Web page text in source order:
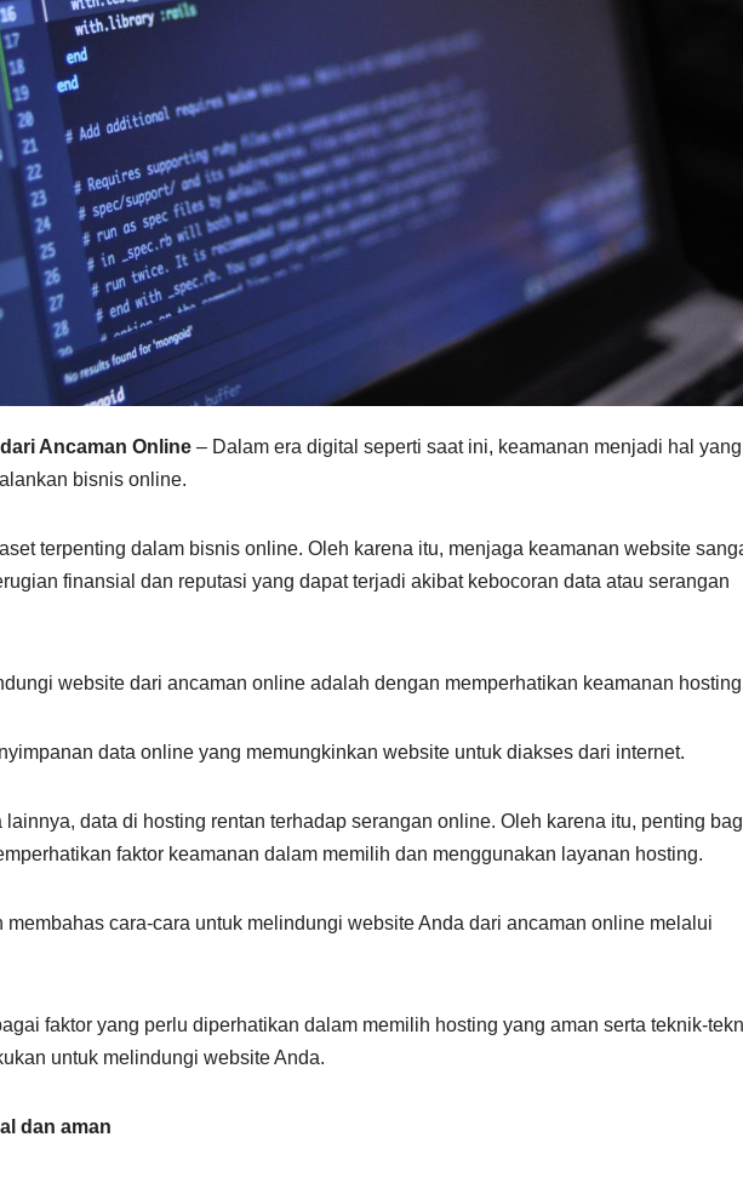
Ancaman Online – Dalam era digital seperti saat ini, keamanan menjadi hal yang
bisnis online.
terpenting dalam bisnis online. Oleh karena itu, menjaga keamanan website
finansial dan reputasi yang dapat terjadi akibat kebocoran data atau serangan
website dari ancaman online adalah dengan memperhatikan keamanan
data online yang memungkinkan website untuk diakses dari internet.
lainnya, data di hosting rentan terhadap serangan online. Oleh karena itu, penting
faktor keamanan dalam memilih dan menggunakan layanan hosting.
membahas cara-cara untuk melindungi website Anda dari ancaman online melalui
faktor yang perlu diperhatikan dalam memilih hosting yang aman serta teknik-
untuk melindungi website Anda.
dan aman